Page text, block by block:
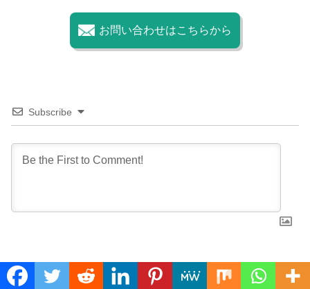
お問い合わせはこちらから
Subscribe
0COMMENTS
Translate »